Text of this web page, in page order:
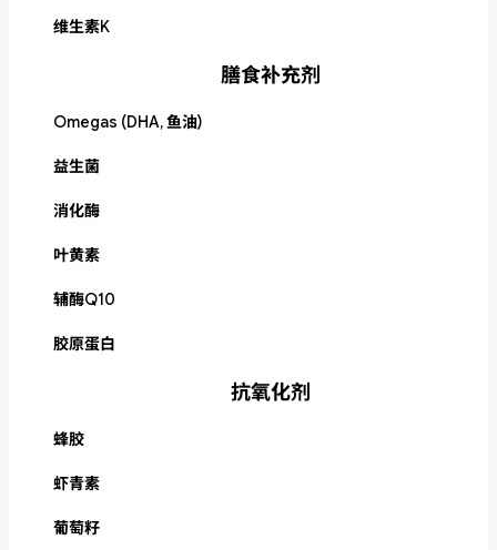
维生素K
膳食补充剂
Omegas (DHA, 鱼油)
益生菌
消化酶
叶黄素
辅酶Q10
胶原蛋白
抗氧化剂
蜂胶
虾青素
葡萄籽